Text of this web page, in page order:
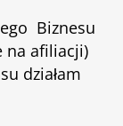
Biznesu
na afiliacji)
działam